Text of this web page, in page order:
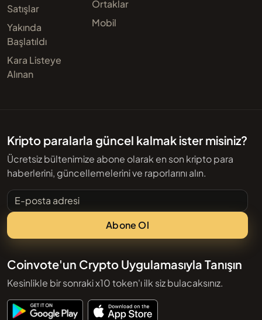
Satışlar
Yakında
Başlatıldı
Kara Listeye
Alınan
Ortaklar
Mobil
Kripto paralarla güncel kalmak ister misiniz?
Ücretsiz bültenimize abone olarak en son kripto para
haberlerini, güncellemelerini ve raporlarını alın.
E-posta adresi
Abone Ol
Coinvote'un Crypto Uygulamasıyla Tanışın
Kesinlikle bir sonraki x10 token'ı ilk siz bulacaksınız.